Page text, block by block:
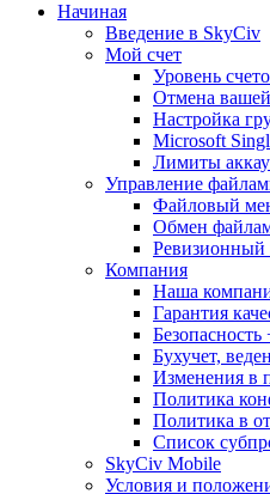
Начиная
Введение в SkyCiv
Мой счет
Уровень
Отмена
Настройка
Microsoft
Лимиты
Управление
Файловый
Обмен
Ревизионный
Компания
Наша
Гарантия
Безопасность
Бухучет,
Изменения в
Политика
Политика в
Список
SkyCiv Mobile
Условия и